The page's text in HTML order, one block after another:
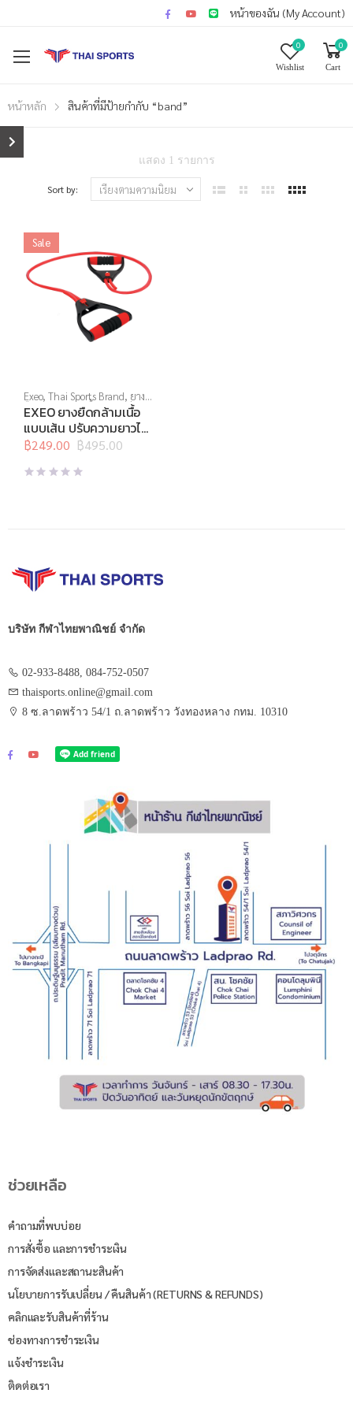
หน้าของฉัน (My Account)
0
Wishlist
0
Cart
หน้าหลัก สินค้าที่มีป้ายกำกับ “band”
แสดง 1 รายการ
Sort by:
Sale
Exeo,Thai Sports Brand, ยาง
ยืด,สร้างกล้ามเนื้อ,สินค้าล็อต
สุดท้าย,อุปกรณ์คลายกล้ามเนื้อ
อุปกรณ์บริหารกาย,อุปกรณ์ยืด
เหยียด,อุปกรณ์เพื่อสุขภาพ
EXEO ยางยืดกล้ามเนื้อ
แบบเส้น ปรับความยาวได้
SG-1248 ฿495.00
Original
price
was:
฿249.00
Current
price
is:
บริษัท กีฬาไทยพาณิชย์ จำกัด
02-933-8488, 084-752-0507
thaisports.online@gmail.com
8 ซ.ลาดพร้าว 54/1 ถ.ลาดพร้าว วังทองหลาง กทม. 10310
ช่วยเหลือ
คำถามที่พบบ่อย
การสั่งซื้อ และการชำระเงิน
การจัดส่งและสถานะสินค้า
นโยบายการรับเปลี่ยน / คืนสินค้า (RETURNS & REFUNDS)
คลิกและรับสินค้าที่ร้าน
ช่องทางการชำระเงิน
แจ้งชำระเงิน
ติดต่อเรา